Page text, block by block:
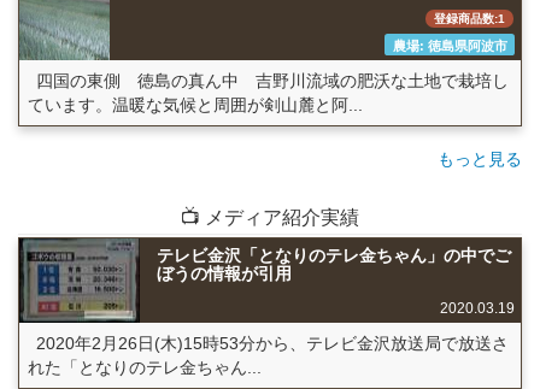
登録商品数:1
農場: 徳島県阿波市
四国の東側 徳島の真ん中 吉野川流域の肥沃な土地で栽培し
ています。温暖な気候と周囲が剣山麓と阿...
もっと見る
📺 メディア紹介実績
テレビ金沢「となりのテレ金ちゃん」の中でご
ぼうの情報が引用
2020.03.19
2020年2月26日(木)15時53分から、テレビ金沢放送局で放送さ
れた「となりのテレ金ちゃん...